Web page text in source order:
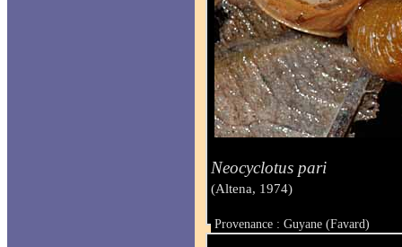
Neocyclotus pari
(Altena, 1974)
Provenance : Guyane (Favard)
Taille :